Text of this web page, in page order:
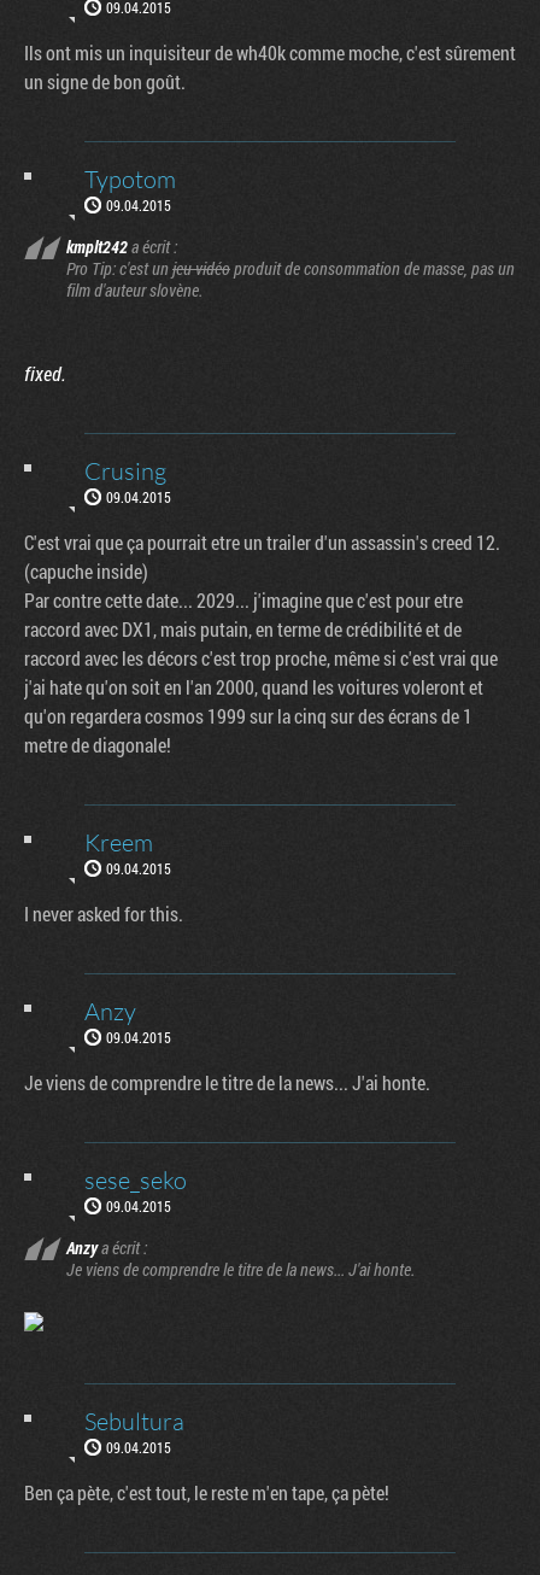
09.04.2015
Ils ont mis un inquisiteur de wh40k comme moche, c'est sûrement
un signe de bon goût.
Typotom
09.04.2015
kmplt242a écrit :
Pro Tip: c'est un jeu vidéoproduit de consommation de masse, pas un
film d'auteur slovène.
fixed.
Crusing
09.04.2015
C'est vrai que ça pourrait etre un trailer d'un assassin's creed 12.
(capuche inside)
Par contre cette date... 2029... j'imagine que c'est pour etre
raccord avec DX1, mais putain, en terme de crédibilité et de
raccord avec les décors c'est trop proche, même si c'est vrai que
j'ai hate qu'on soit en l'an 2000, quand les voitures voleront et
qu'on regardera cosmos 1999 sur la cinq sur des écrans de 1
metre de diagonale!
Kreem
09.04.2015
I never asked for this.
Anzy
09.04.2015
Je viens de comprendre le titre de la news... J'ai honte.
sese_seko
09.04.2015
Anzya écrit :
Je viens de comprendre le titre de la news... J'ai honte.
Sebultura
09.04.2015
Ben ça pète, c'est tout, le reste m'en tape, ça pète!